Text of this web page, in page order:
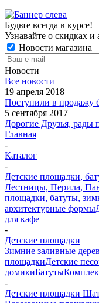
Будьте всегда в курсе!
Узнавайте о скидках
Новости магазина
Новости
Все новости
19 апреля 2018
Поступили в продажу
5 сентября 2017
Дорогие Друзья, рады
Главная
-
Каталог
-
Детские площадки,
Лестницы, Перила,
площадки, батуты,
архитектурные формы
для кафе
-
Детские площадки
Зимние заливные
площадкиДетские
домикиБатуты
-
Детские площадки